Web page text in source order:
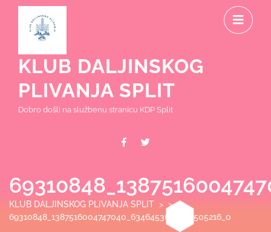
content
KLUB DALJINSKOG
PLIVANJA SPLIT
Dobro došli na službenu stranicu KDP Split
Facebook
KLUB DALJINSKOG PLIVANJA SPLIT > >
69310848_1387516004747040_6346453683290505216_o